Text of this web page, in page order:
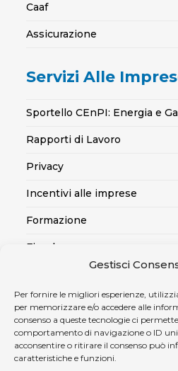
Gestisci
Per fornire le migliori esperienze,
per memorizzare e/o accedere alle
consenso a queste tecnologie ci
comportamento di navigazione o ID
acconsentire o ritirare il consenso può
caratteristiche e funzioni.
Caaf
Assicurazione
Servizi Alle
Sportello CEnPI: Energia e
Rapporti di Lavoro
Privacy
Incentivi alle imprese
Formazione
Fiscale
Credito alle imprese
Certificazioni SOA, Qualità..
Assicurativo